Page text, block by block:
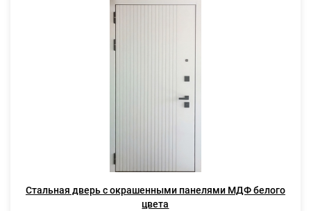
Стальная дверь с окрашенными панелями МДФ белого
цвета